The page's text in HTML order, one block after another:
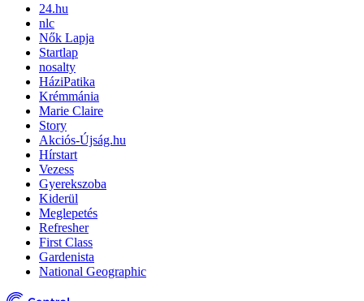
24.hu
nlc
Nők Lapja
Startlap
nosalty
HáziPatika
Krémmánia
Marie Claire
Story
Akciós-Újság.hu
Hírstart
Vezess
Gyerekszoba
Kiderül
Meglepetés
Refresher
First Class
Gardenista
National Geographic